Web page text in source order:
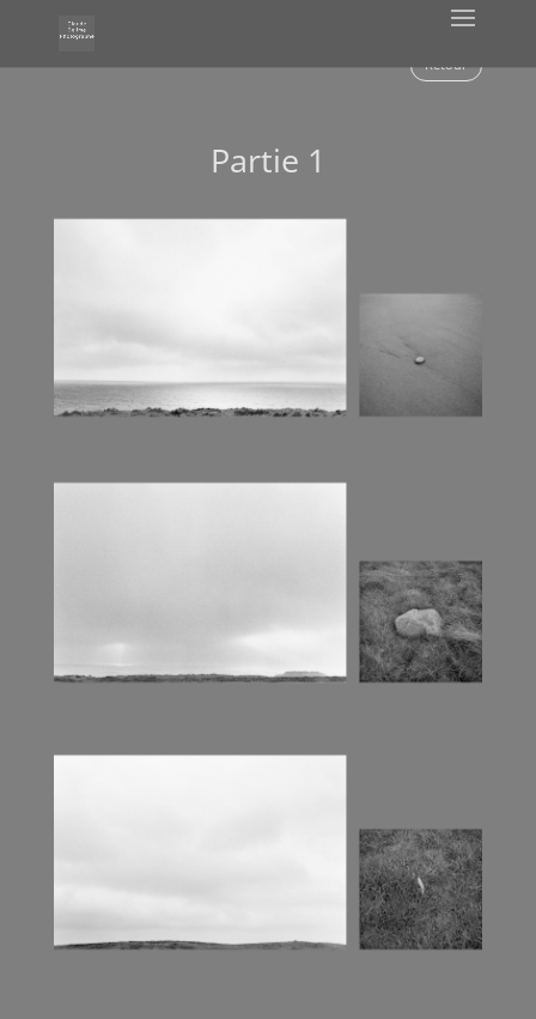
Retour
Partie 1